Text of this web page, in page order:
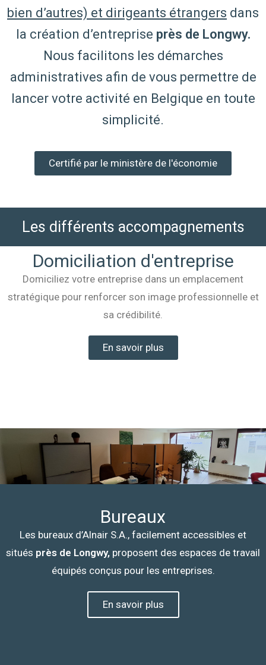
bien d’autres) et dirigeants étrangers dans
la création d’entreprise près de Longwy.
Nous facilitons les démarches
administratives afin de vous permettre de
lancer votre activité en Belgique en toute
simplicité.
Certifié par le ministère de l'économie
Les différents accompagnements
Domiciliation d'entreprise
Domiciliez votre entreprise dans un emplacement
stratégique pour renforcer son image professionnelle et
sa crédibilité.
En savoir plus
Bureaux
Les bureaux d’Alnair S.A., facilement accessibles et
situés près de Longwy, proposent des espaces de travail
équipés conçus pour les entreprises.
En savoir plus